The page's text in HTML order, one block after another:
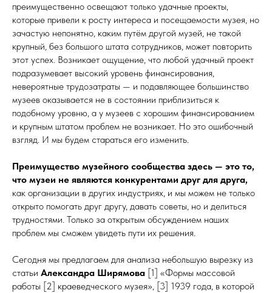
преимущественно освещают только удачные проекты,
которые привели к росту интереса и посещаемости музея, но
зачастую непонятно, каким путём другой музей, не такой
крупный, без большого штата сотрудников, может повторить
этот успех. Возникает ощущение, что любой удачный проект
подразумевает высокий уровень финансирования,
невероятные трудозатраты — и подавляющее большинство
музеев оказывается не в состоянии приблизиться к
подобному уровню, а у музеев с хорошим финансированием
и крупным штатом проблем не возникает. Но это ошибочный
взгляд. И мы будем стараться его изменить.
Преимущество музейного сообщества здесь — это то,
что музеи не являются конкурентами друг для друга,
как организации в других индустриях, и мы можем не только
открыто помогать друг другу, давать советы, но и делиться
трудностями. Только за открытым обсуждением наших
проблем мы сможем увидеть пути их решения.
Сегодня мы предлагаем для анализа небольшую вырезку из
статьи Александра Ширямова [1] «Формы массовой
работы [2] краеведческого музея», [3] 1939 года, в которой